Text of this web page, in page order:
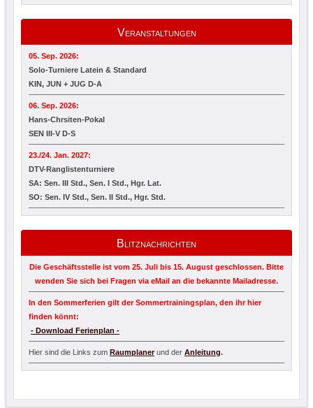
Veranstaltungen
05. Sep. 2026:
Solo-Turniere Latein & Standard
KIN, JUN + JUG D-A
06. Sep. 2026:
Hans-Chrsiten-Pokal
SEN III-V D-S
23./24. Jan. 2027:
DTV-Ranglistenturniere
SA: Sen. III Std., Sen. I Std., Hgr. Lat.
SO: Sen. IV Std., Sen. II Std., Hgr. Std.
Blitznachrichten
Die Geschäftsstelle ist vom 25. Juli bis 15. August geschlossen. Bitte
wenden Sie sich bei Fragen via eMail an die bekannte Mailadresse.
In den Sommerferien gilt der Sommertrainingsplan, den ihr hier
finden könnt:
- Download Ferienplan -
Hier sind die Links zum Raumplanerund der Anleitung.